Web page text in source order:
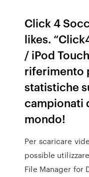
Click 4
likes.
/ iPod
riferimento
statistiche
campionati
mondo!
Per scaricare
possible
File Manager for